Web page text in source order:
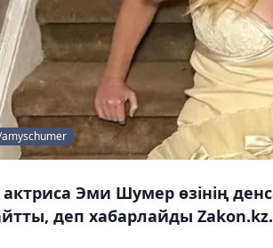
Эми Шумер өзінің
деп хабарлайды Zakon.kz.